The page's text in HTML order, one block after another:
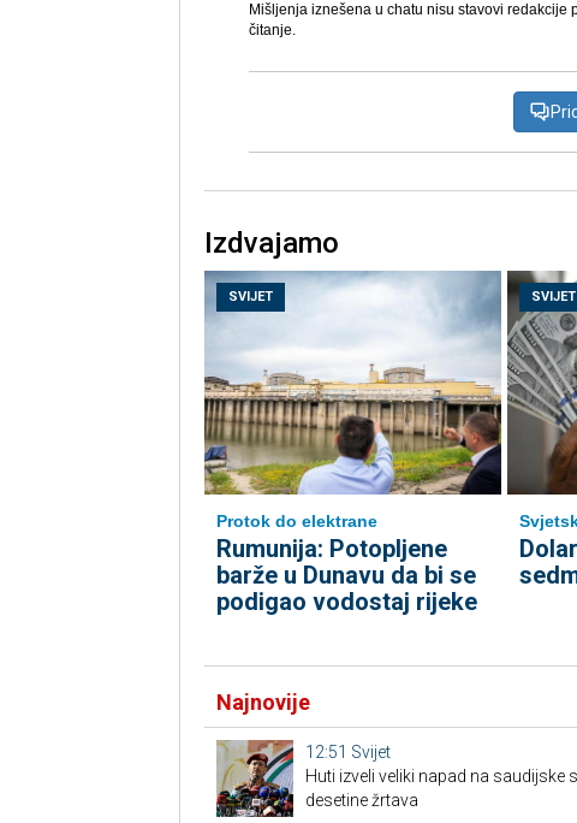
Mišljenja iznešena u chatu nisu stavovi redakcije
čitanje.
Izdvajamo
SVIJET
Protok do elektrane
Rumunija: Potopljene
barže u Dunavu da bi se
podigao vodostaj rijeke
SVIJET
Najnovije
12:51 Svijet
Huti izveli veliki napad na saudijske
desetine žrtava